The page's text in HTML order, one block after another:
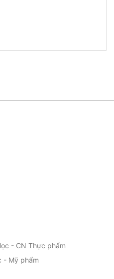
- CN Thực phẩm
- Mỹ phẩm